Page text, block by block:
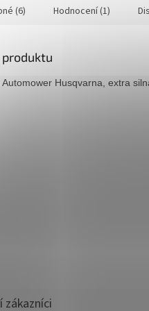
(6) Hodnocení (1)
Husqvarna, extra